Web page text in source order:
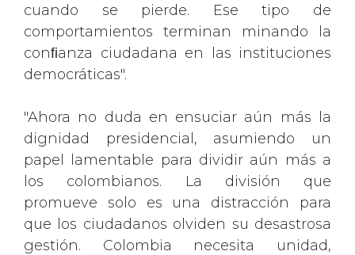
cuando se pierde. Ese tipo de
comportamientos terminan minando la
conﬁanza ciudadana en las instituciones
democráticas".
"Ahora no duda en ensuciar aún más la
dignidad presidencial, asumiendo un
papel lamentable para dividir aún más a
los colombianos. La división que
promueve solo es una distracción para
que los ciudadanos olviden su desastrosa
gestión. Colombia necesita unidad,